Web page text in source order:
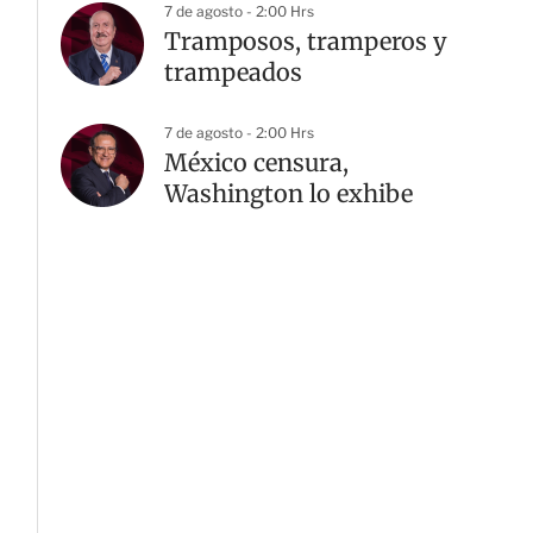
7 de agosto - 2:00 Hrs
Tramposos, tramperos y
trampeados
7 de agosto - 2:00 Hrs
México censura,
Washington lo exhibe